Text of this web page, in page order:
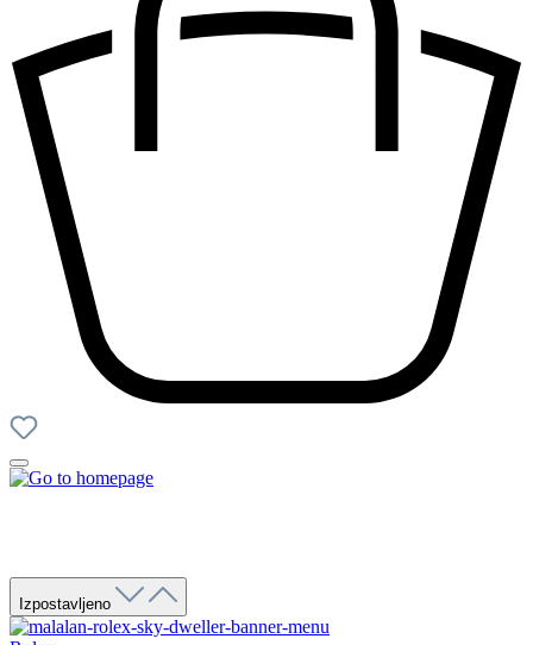
Izpostavljeno